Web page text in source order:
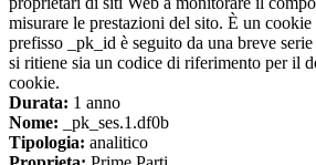
misurare le prestazioni del sito. È un
prefisso _pk_id è seguito da una breve
si ritiene sia un codice di riferimento per il
cookie.
Durata: 1 anno
Nome: _pk_ses.1.df0b
Tipologia: analitico